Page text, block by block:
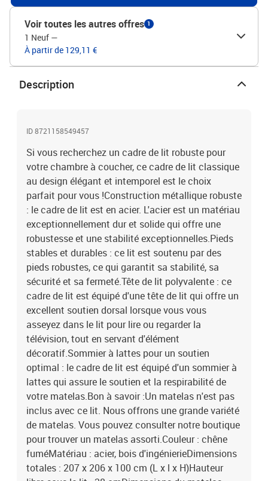
H)Hauteur libre sous le lit : 28 cmDimensions du matelas
correspondant : 200 x 200 cm (l x L) (matelas non inclus)Avec tête
de litAssemblage requis : oui
Voir toutes les autres offres 1
1 Neuf —
À partir de 129,11 €
Description
ID 8721158549457
Si vous recherchez un cadre de lit robuste pour
votre chambre à coucher, ce cadre de lit classique
au design élégant et intemporel est le choix
parfait pour vous !Construction métallique robuste
: le cadre de lit est en acier. L'acier est un matériau
exceptionnellement dur et solide qui offre une
robustesse et une stabilité exceptionnelles.Pieds
stables et durables : ce lit est soutenu par des
pieds robustes, ce qui garantit sa stabilité, sa
sécurité et sa fermeté.Tête de lit polyvalente : ce
cadre de lit est équipé d'une tête de lit qui offre un
excellent soutien dorsal lorsque vous vous
asseyez dans le lit pour lire ou regarder la
télévision, tout en servant d'élément
décoratif.Sommier à lattes pour un soutien
optimal : le cadre de lit est équipé d'un sommier à
lattes qui assure le soutien et la respirabilité de
votre matelas.Bon à savoir :Un matelas n'est pas
inclus avec ce lit. Nous offrons une grande variété
de matelas. Vous pouvez consulter notre boutique
pour trouver un matelas assorti.Couleur : chêne
fuméMatériau : acier, bois d'ingénierieDimensions
totales : 207 x 206 x 100 cm (L x l x H)Hauteur